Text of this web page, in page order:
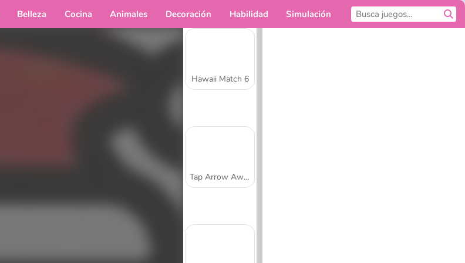
Belleza Cocina Animales Decoración Habilidad Simulación
Hawaii Match 6
Tap Arrow Away